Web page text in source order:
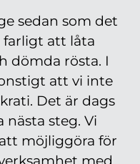
sedan som det
farligt att låta
dömda rösta. I
att vi inte
Det är dags
steg. Vi
möjliggöra för